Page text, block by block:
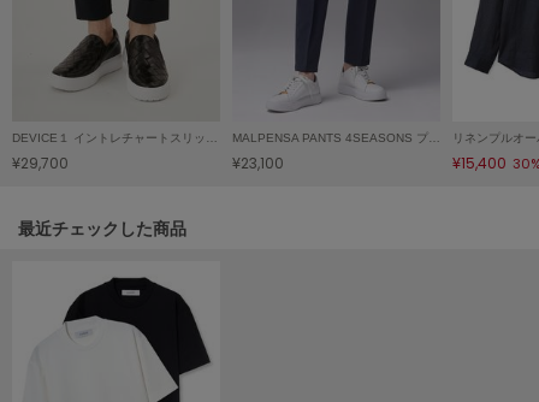
NOWNS
ナウンス
null.
ヌル
Onitsuka Tiger
オニツカ タイガー
¥29,700 ¥23,100
リネンプルオ
¥15,400
関連記事
最近チェックした商品